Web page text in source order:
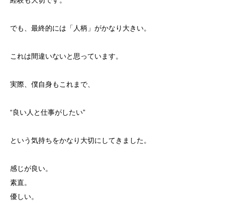
でも、最終的には「人柄」がかなり大きい。
これは間違いないと思っています。
実際、僕自身もこれまで、
“良い人と仕事がしたい”
という気持ちをかなり大切にしてきました。
感じが良い。
素直。
優しい。